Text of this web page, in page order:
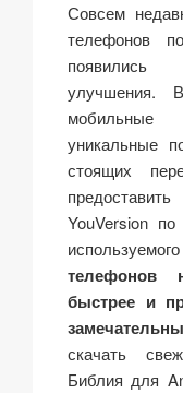
Совсем
телефонов
появились
улучшения.
уникальные
стоящих
YouVersion
телефонов
быстрее и
скачать
Библия для